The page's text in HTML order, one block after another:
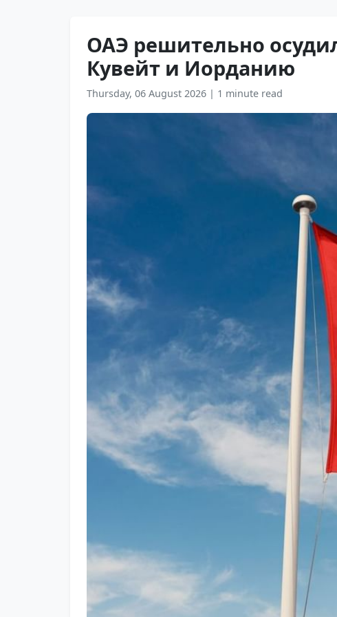
ОАЭ решительно
Кувейт и Иорданию
Thursday, 06 August 2026 | 1 minute read